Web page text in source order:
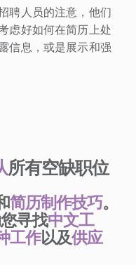
聘人员的注意，他们
虑好如何在简历上处
信息，或是展示和强
所有空缺职位
简历制作技巧。
寻找中文工
工作以及供应